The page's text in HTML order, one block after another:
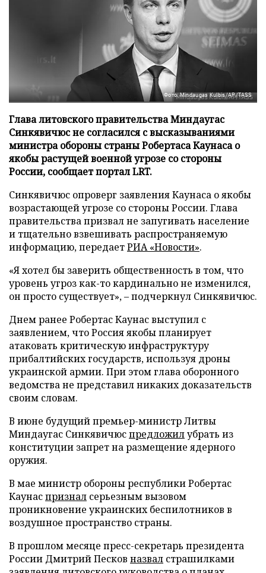
Фото: Mindaugas Kulbis/AP/TASS
Глава литовского правительства Миндаугас
Синкявичюс не согласился с высказываниями
министра обороны страны Робертаса Каунаса о
якобы растущей военной угрозе со стороны
России, сообщает портал LRT.
Синкявичюс опроверг заявления Каунаса о якобы
возрастающей угрозе со стороны России. Глава
правительства призвал не запугивать население
и тщательно взвешивать распространяемую
информацию, передаетРИА «Новости».
«Я хотел бы заверить общественность в том, что
уровень угроз как-то кардинально не изменился,
он просто существует», – подчеркнул Синкявичюс.
Днем ранее Робертас Каунас выступил с
заявлением, что Россия якобы планирует
атаковать критическую инфраструктуру
прибалтийских государств, используя дроны
украинской армии. При этом глава оборонного
ведомства не представил никаких доказательств
своим словам.
В июне будущий премьер-министр Литвы
Миндаугас Синкявичюспредложилубрать из
конституции запрет на размещение ядерного
оружия.
В мае министр обороны республики Робертас
Каунаспризнал серьезным вызовом
проникновение украинских беспилотников в
воздушное пространство страны.
В прошлом месяце пресс-секретарь президента
России Дмитрий Песков назвал страшилками